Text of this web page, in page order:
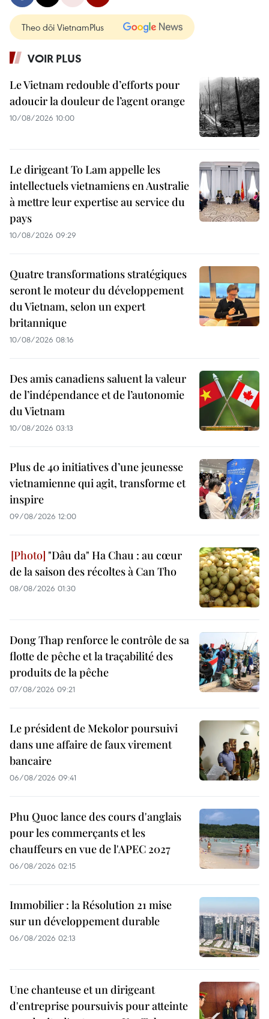
Theo dõi VietnamPlus
VOIR PLUS
Le Vietnam redouble d’efforts pour
adoucir la douleur de l’agent orange
10/08/2026 10:00
Le dirigeant To Lam appelle les
intellectuels vietnamiens en Australie
à mettre leur expertise au service du
pays
10/08/2026 09:29
Quatre transformations stratégiques
seront le moteur du développement
du Vietnam, selon un expert
britannique
10/08/2026 08:16
Des amis canadiens saluent la valeur
de l’indépendance et de l’autonomie
du Vietnam
10/08/2026 03:13
Plus de 40 initiatives d’une jeunesse
vietnamienne qui agit, transforme et
inspire
09/08/2026 12:00
"Dâu da" Ha Chau : au cœur
de la saison des récoltes à Can Tho
08/08/2026 01:30
Dong Thap renforce le contrôle de sa
flotte de pêche et la traçabilité des
produits de la pêche
07/08/2026 09:21
Le président de Mekolor poursuivi
dans une affaire de faux virement
bancaire
06/08/2026 09:41
Phu Quoc lance des cours d'anglais
pour les commerçants et les
chauffeurs en vue de l'APEC 2027
06/08/2026 02:15
Immobilier : la Résolution 21 mise
sur un développement durable
06/08/2026 02:13
Une chanteuse et un dirigeant
d'entreprise poursuivis pour atteinte